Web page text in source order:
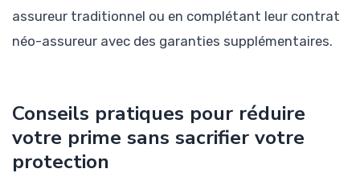
assureur traditionnel ou en complétant leur contrat
néo-assureur avec des garanties supplémentaires.
Conseils pratiques pour réduire
votre prime sans sacrifier votre
protection